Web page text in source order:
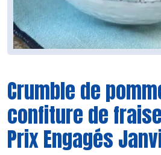
Crumble de
confiture de
Prix Engagés